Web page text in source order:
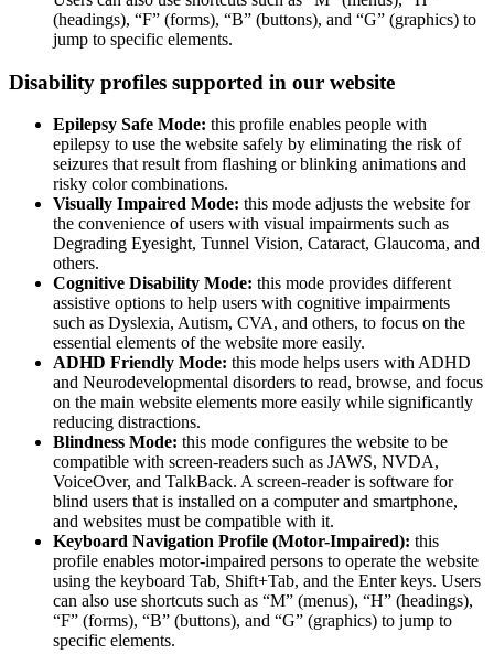
(headings), “F” (forms), “B” (buttons), and “G” (graphics) to
jump to specific elements.
Disability profiles supported in our website
Epilepsy Safe Mode: this profile enables people with
epilepsy to use the website safely by eliminating the risk of
seizures that result from flashing or blinking animations and
risky color combinations.
Visually Impaired Mode: this mode adjusts the website for
the convenience of users with visual impairments such as
Degrading Eyesight, Tunnel Vision, Cataract, Glaucoma, and
others.
Cognitive Disability Mode: this mode provides different
assistive options to help users with cognitive impairments
such as Dyslexia, Autism, CVA, and others, to focus on the
essential elements of the website more easily.
ADHD Friendly Mode: this mode helps users with ADHD
and Neurodevelopmental disorders to read, browse, and focus
on the main website elements more easily while significantly
reducing distractions.
Blindness Mode: this mode configures the website to be
compatible with screen-readers such as JAWS, NVDA,
VoiceOver, and TalkBack. A screen-reader is software for
blind users that is installed on a computer and smartphone,
and websites must be compatible with it.
Keyboard Navigation Profile (Motor-Impaired): this
profile enables motor-impaired persons to operate the website
using the keyboard Tab, Shift+Tab, and the Enter keys. Users
can also use shortcuts such as “M” (menus), “H” (headings),
“F” (forms), “B” (buttons), and “G” (graphics) to jump to
specific elements.